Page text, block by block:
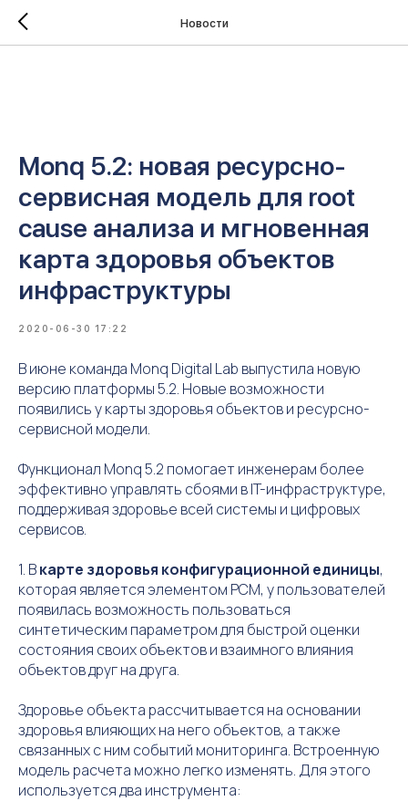
Новости
Monq 5.2: новая ресурсно-
сервисная модель для root
cause анализа и мгновенная
карта здоровья объектов
инфраструктуры
2020-06-30 17:22
В июне команда Monq Digital Lab выпустила новую
версию платформы 5.2. Новые возможности
появились у карты здоровья объектов и ресурсно-
сервисной модели.
Функционал Monq 5.2 помогает инженерам более
эффективно управлять сбоями в IT-инфраструктуре,
поддерживая здоровье всей системы и цифровых
сервисов.
1. Вкарте здоровья конфигурационной единицы,
которая является элементом РСМ, у пользователей
появилась возможность пользоваться
синтетическим параметром для быстрой оценки
состояния своих объектов и взаимного влияния
объектов друг на друга.
Здоровье объекта рассчитывается на основании
здоровья влияющих на него объектов, а также
связанных с ним событий мониторинга. Встроенную
модель расчета можно легко изменять. Для этого
используется два инструмента: